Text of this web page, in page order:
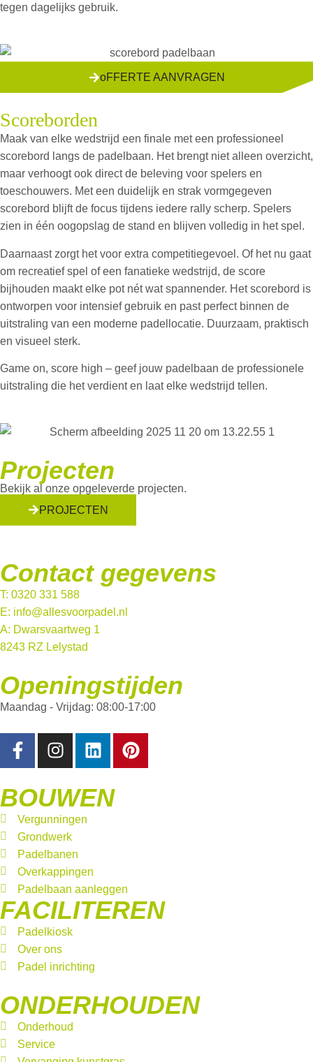
tegen dagelijks gebruik.
oFFERTE AANVRAGEN
Scoreborden
Maak van elke wedstrijd een finale met een professioneel
scorebord langs de padelbaan. Het brengt niet alleen overzicht,
maar verhoogt ook direct de beleving voor spelers en
toeschouwers. Met een duidelijk en strak vormgegeven
scorebord blijft de focus tijdens iedere rally scherp. Spelers
zien in één oogopslag de stand en blijven volledig in het spel.
Daarnaast zorgt het voor extra competitiegevoel. Of het nu gaat
om recreatief spel of een fanatieke wedstrijd, de score
bijhouden maakt elke pot nét wat spannender. Het scorebord is
ontworpen voor intensief gebruik en past perfect binnen de
uitstraling van een moderne padellocatie. Duurzaam, praktisch
en visueel sterk.
Game on, score high – geef jouw padelbaan de professionele
uitstraling die het verdient en laat elke wedstrijd tellen.
Projecten
Bekijk al onze opgeleverde projecten.
PROJECTEN
Contact gegevens
T: 0320 331 588
E: info@allesvoorpadel.nl
A: Dwarsvaartweg 1
8243 RZ Lelystad
Openingstijden
Maandag - Vrijdag: 08:00-17:00
BOUWEN
Vergunningen
Grondwerk
Padelbanen
Overkappingen
Padelbaan aanleggen
FACILITEREN
Padelkiosk
Over ons
Padel inrichting
ONDERHOUDEN
Onderhoud
Service